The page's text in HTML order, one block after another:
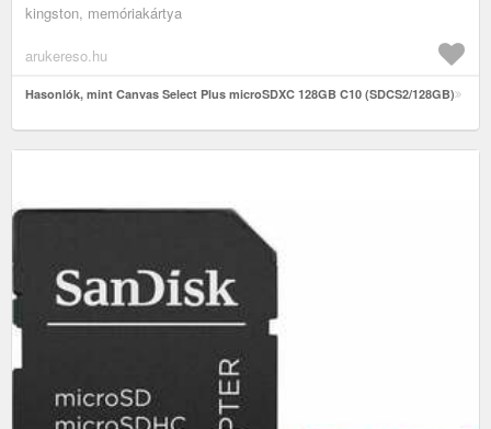
kingston, memóriakártya
arukereso.hu
Hasonlók, mint Canvas Select Plus microSDXC 128GB C10 (SDCS2/128GB)